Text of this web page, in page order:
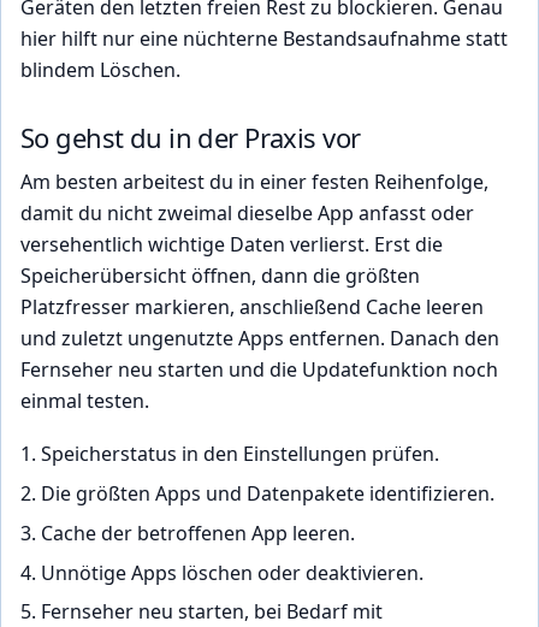
Geräten den letzten freien Rest zu blockieren. Genau
hier hilft nur eine nüchterne Bestandsaufnahme statt
blindem Löschen.
So gehst du in der Praxis vor
Am besten arbeitest du in einer festen Reihenfolge,
damit du nicht zweimal dieselbe App anfasst oder
versehentlich wichtige Daten verlierst. Erst die
Speicherübersicht öffnen, dann die größten
Platzfresser markieren, anschließend Cache leeren
und zuletzt ungenutzte Apps entfernen. Danach den
Fernseher neu starten und die Updatefunktion noch
einmal testen.
Speicherstatus in den Einstellungen prüfen.
Die größten Apps und Datenpakete identifizieren.
Cache der betroffenen App leeren.
Unnötige Apps löschen oder deaktivieren.
Fernseher neu starten, bei Bedarf mit